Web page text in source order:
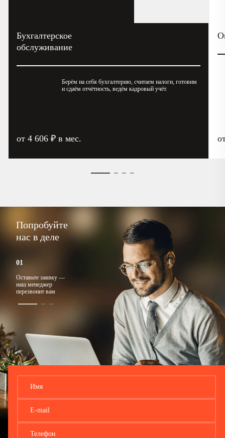
Бухгалтерское
обслуживание
Берём на себя бухгалтерию, считаем налоги, готовим
и сдаём отчётность, ведём кадровый учёт.
от 4 606 ₽ в мес.
Попробуйте
нас в деле
Оставьте заявку —
наш менеджер
перезвонит вам
Подберем
подходящий тариф
Имя
E-mail
Телефон